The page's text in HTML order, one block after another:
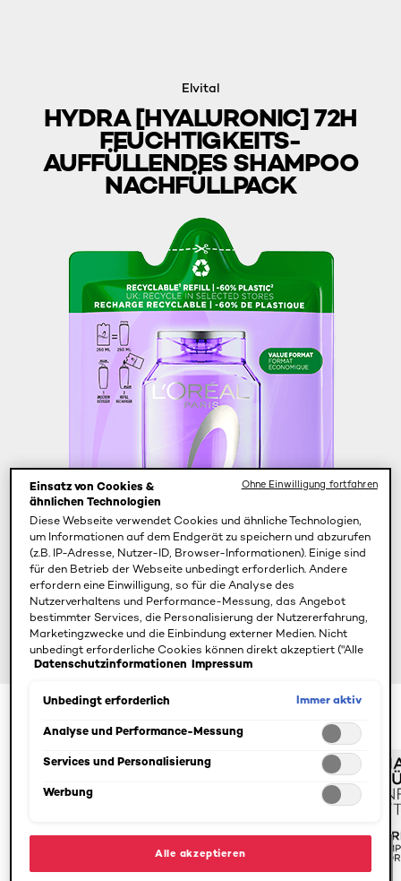
Elvital
HYDRA [HYALURONIC] 72H
FEUCHTIGKEITS-
AUFFÜLLENDES SHAMPOO
NACHFÜLLPACK
Einsatz von Cookies &
ähnlichen Technologien
Diese Webseite verwendet Cookies und ähnliche Technologien,
um Informationen auf dem Endgerät zu speichern und abzurufen
(z.B. IP-Adresse, Nutzer-ID, Browser-Informationen). Einige sind
für den Betrieb der Webseite unbedingt erforderlich. Andere
erfordern eine Einwilligung, so für die Analyse des
Nutzerverhaltens und Performance-Messung, das Angebot
bestimmter Services, die Personalisierung der Nutzererfahrung,
Marketingzwecke und die Einbindung externer Medien. Nicht
unbedingt erforderliche Cookies können direkt akzeptiert ("Alle
akzeptieren") oder abgelehnt ("Ohne Einwilligung fortfahren")
ebenfalls möglich und speicherbar ("Auswahl speichern"). Die
angepasst werden. Für weitere Informationen s. unsere
Datenschutzinformationen Impressum
Unbedingt erforderlich Immer aktiv
Analyse und Performance-Messung
Services und Personalisierung
Werbung
Alle akzeptieren
Ohne Einwilligung fortfahren